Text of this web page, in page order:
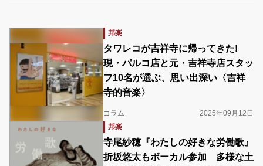
邦楽
タワレコが吉祥寺に帰ってきた!
現・パルコ店と元・吉祥寺店スタッ
フ10名が選ぶ、思い出深い〈吉祥
寺的音楽〉
コラム
2025年09月12日
邦楽
寺尾紗穂『わたしの好きな労働歌』
折坂悠太もボーカル参加 多様な土